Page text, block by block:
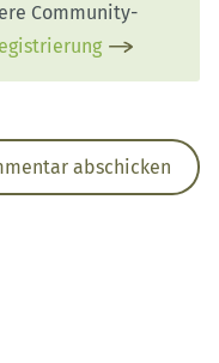
Community-